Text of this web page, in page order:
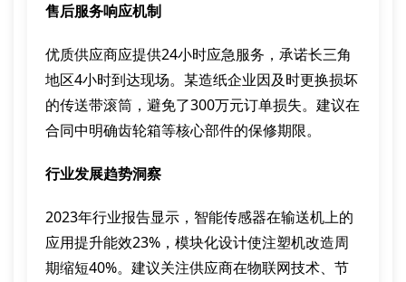
售后服务响应机制
优质供应商应提供24小时应急服务，承诺长三角
地区4小时到达现场。某造纸企业因及时更换损坏
的传送带滚筒，避免了300万元订单损失。建议在
合同中明确齿轮箱等核心部件的保修期限。
行业发展趋势洞察
2023年行业报告显示，智能传感器在输送机上的
应用提升能效23%，模块化设计使注塑机改造周
期缩短40%。建议关注供应商在物联网技术、节